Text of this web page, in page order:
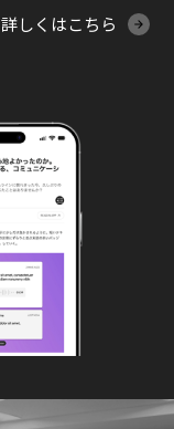
詳しくはこちら